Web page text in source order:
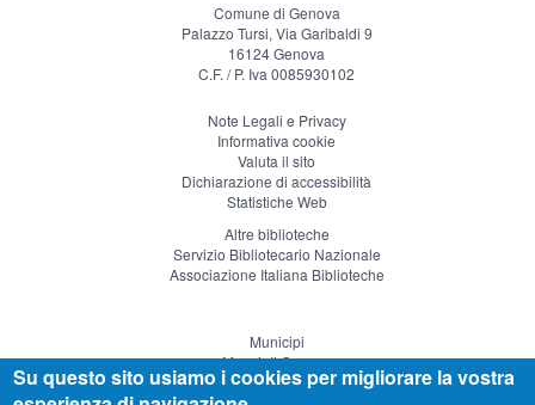
Comune di Genova
Palazzo Tursi, Via Garibaldi 9
16124 Genova
C.F. / P. Iva 0085930102
Note Legali e Privacy
Informativa cookie
Valuta il sito
Dichiarazione di accessibilità
Statistiche Web
Altre biblioteche
Servizio Bibliotecario Nazionale
Associazione Italiana Biblioteche
Municipi
Musei di Genova
Genova Teatro
Su questo sito usiamo i cookies per migliorare la vostra